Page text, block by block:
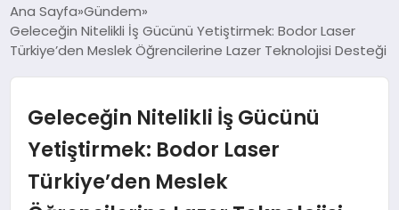
GÜNDEM
DÜNYA
EĞITIM
Ana Sayfa Gündem
Geleceğin Nitelikli İş Gücünü Yetiştirmek: Bodor Laser
Türkiye’den Meslek Öğrencilerine Lazer Teknolojisi Desteği
Geleceğin Nitelikli İş Gücünü
Yetiştirmek: Bodor Laser
Türkiye’den Meslek